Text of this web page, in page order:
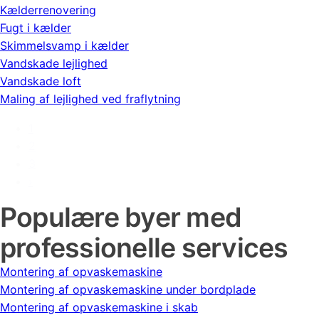
Kælderrenovering
Fugt i kælder
Skimmelsvamp i kælder
Vandskade lejlighed
Vandskade loft
Maling af lejlighed ved fraflytning
Populære byer med
professionelle services
Montering af opvaskemaskine
Montering af opvaskemaskine under bordplade
Montering af opvaskemaskine i skab